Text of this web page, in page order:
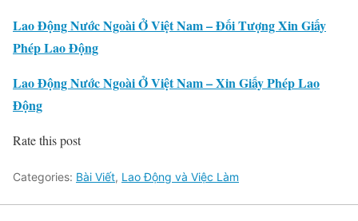
Lao Động Nước Ngoài Ở Việt Nam – Đối Tượng Xin Giấy
Phép Lao Động
Lao Động Nước Ngoài Ở Việt Nam – Xin Giấy Phép Lao
Động
Rate this post
Categories: Bài Viết, Lao Động và Việc Làm